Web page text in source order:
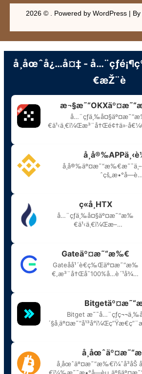
2026 © . Powered by WordPress | By